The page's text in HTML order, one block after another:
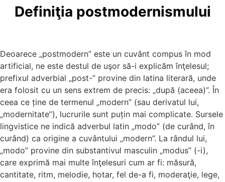
Definiţia postmodernismului
Deoarece „postmodern” este un cuvânt compus în mod
artificial, ne este destul de uşor să-i explicăm înţelesul;
prefixul adverbial „post-” provine din latina literară, unde
era folosit cu un sens extrem de precis: „după (aceea)”. În
ceea ce ține de termenul „modern” (sau derivatul lui,
„modernitate”), lucrurile sunt puțin mai complicate. Sursele
lingvistice ne indică adverbul latin „modo” (de curând, în
curând) ca origine a cuvântului „modern”. La rândul lui,
„modo” provine din substantivul masculin „modus” (-i),
care exprimă mai multe înţelesuri cum ar fi: măsură,
cantitate, ritm, melodie, hotar, fel de-a fi, moderaţie, lege,